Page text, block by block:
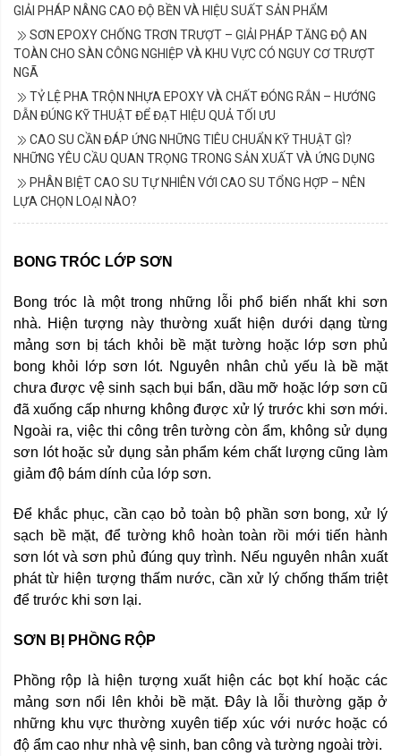
GIẢI PHÁP NÂNG CAO ĐỘ BỀN VÀ HIỆU SUẤT SẢN PHẨM
SƠN EPOXY CHỐNG TRƠN TRƯỢT – GIẢI PHÁP TĂNG ĐỘ AN
TOÀN CHO SÀN CÔNG NGHIỆP VÀ KHU VỰC CÓ NGUY CƠ TRƯỢT
NGÃ
TỶ LỆ PHA TRỘN NHỰA EPOXY VÀ CHẤT ĐÓNG RẮN – HƯỚNG
DẪN ĐÚNG KỸ THUẬT ĐỂ ĐẠT HIỆU QUẢ TỐI ƯU
CAO SU CẦN ĐÁP ỨNG NHỮNG TIÊU CHUẨN KỸ THUẬT GÌ?
NHỮNG YÊU CẦU QUAN TRỌNG TRONG SẢN XUẤT VÀ ỨNG DỤNG
PHÂN BIỆT CAO SU TỰ NHIÊN VỚI CAO SU TỔNG HỢP – NÊN
LỰA CHỌN LOẠI NÀO?
BONG TRÓC LỚP SƠN
Bong tróc là một trong những lỗi phổ biến nhất khi sơn
nhà. Hiện tượng này thường xuất hiện dưới dạng từng
mảng sơn bị tách khỏi bề mặt tường hoặc lớp sơn phủ
bong khỏi lớp sơn lót. Nguyên nhân chủ yếu là bề mặt
chưa được vệ sinh sạch bụi bẩn, dầu mỡ hoặc lớp sơn cũ
đã xuống cấp nhưng không được xử lý trước khi sơn mới.
Ngoài ra, việc thi công trên tường còn ẩm, không sử dụng
sơn lót hoặc sử dụng sản phẩm kém chất lượng cũng làm
giảm độ bám dính của lớp sơn.
Để khắc phục, cần cạo bỏ toàn bộ phần sơn bong, xử lý
sạch bề mặt, để tường khô hoàn toàn rồi mới tiến hành
sơn lót và sơn phủ đúng quy trình. Nếu nguyên nhân xuất
phát từ hiện tượng thấm nước, cần xử lý chống thấm triệt
để trước khi sơn lại.
SƠN BỊ PHỒNG RỘP
Phồng rộp là hiện tượng xuất hiện các bọt khí hoặc các
mảng sơn nổi lên khỏi bề mặt. Đây là lỗi thường gặp ở
những khu vực thường xuyên tiếp xúc với nước hoặc có
độ ẩm cao như nhà vệ sinh, ban công và tường ngoài trời.